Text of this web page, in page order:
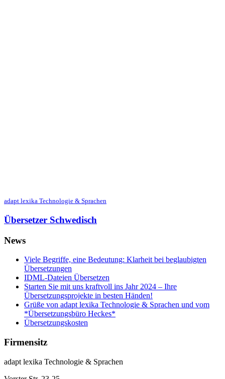
adapt lexika Technologie & Sprachen
Übersetzer Schwedisch
News
Viele Begriffe, eine Bedeutung: Klarheit bei beglaubigten
Übersetzungen
IDML-Dateien Übersetzen
Starten Sie mit uns kraftvoll ins Jahr 2024 – Ihre
Übersetzungsprojekte in besten Händen!
Grüße von adapt lexika Technologie & Sprachen und vom
*Übersetzungsbüro Heckes*
Übersetzungskosten
Firmensitz
adapt lexika Technologie & Sprachen